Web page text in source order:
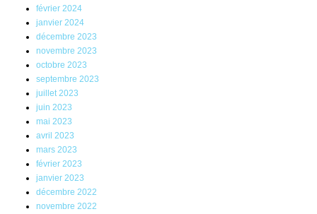
février 2024
janvier 2024
décembre 2023
novembre 2023
octobre 2023
septembre 2023
juillet 2023
juin 2023
mai 2023
avril 2023
mars 2023
février 2023
janvier 2023
décembre 2022
novembre 2022